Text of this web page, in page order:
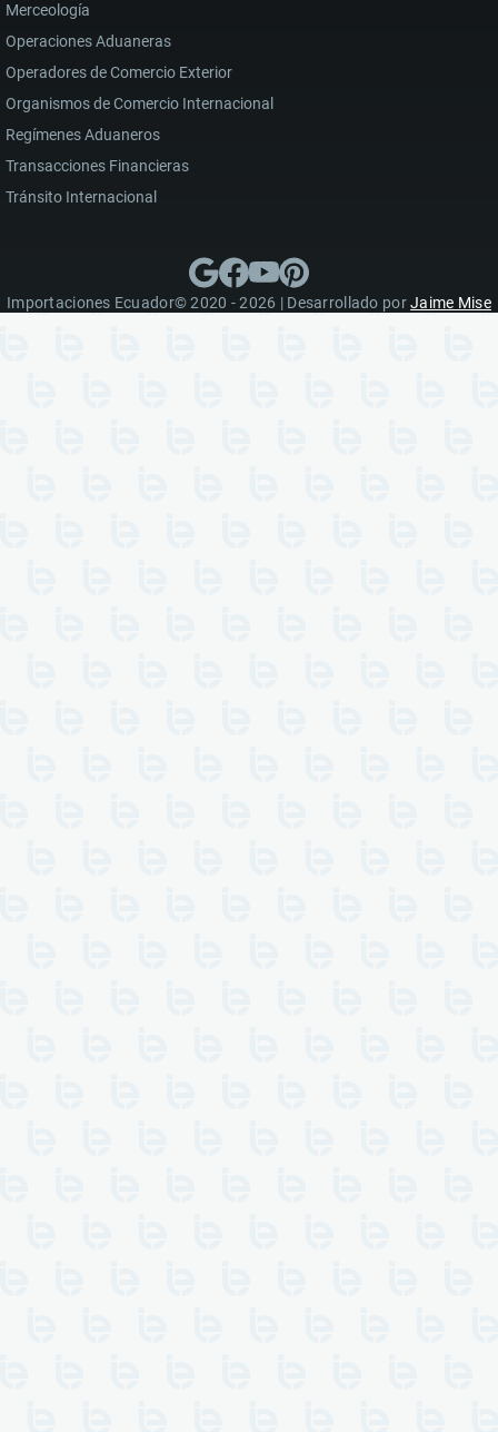
Merceología
Operaciones Aduaneras
Operadores de Comercio Exterior
Organismos de Comercio Internacional
Regímenes Aduaneros
Transacciones Financieras
Tránsito Internacional
Importaciones Ecuador© 2020 - 2026 | Desarrollado porJaime Mise